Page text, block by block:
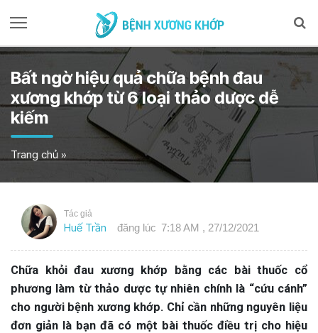
Bất ngờ hiệu quả chữa bệnh đau
xương khớp từ 6 loại thảo dược dễ
kiếm
Trang chủ »
Tác giả
Huế Trần đăng lúc 7:18 AM , 27/12/2021
Chữa khỏi đau xương khớp bằng các bài thuốc cổ
phương làm từ thảo dược tự nhiên chính là “cứu cánh”
cho người bệnh xương khớp. Chỉ cần những nguyên liệu
đơn giản là bạn đã có một bài thuốc điều trị cho hiệu